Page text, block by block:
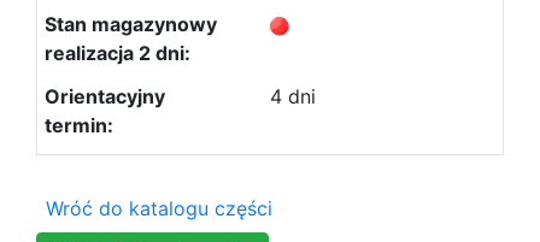
4 dni
Wróć do katalogu części